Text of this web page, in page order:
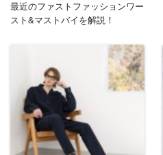
最近のファストファッションワー
スト&マストバイを解説！